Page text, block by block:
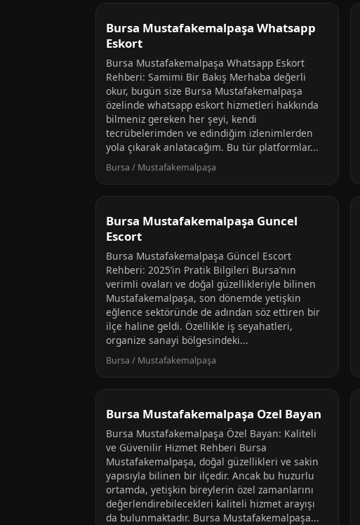
Bursa Mustafakemalpaşa Whatsapp
Eskort
Bursa Mustafakemalpaşa Whatsapp Eskort
Rehberi: Samimi Bir Bakış Merhaba değerli
okur, bugün size Bursa Mustafakemalpaşa
özelinde whatsapp eskort hizmetleri hakkında
bilmeniz gereken her şeyi, kendi
tecrübelerimden ve edindiğim izlenimlerden
yola çıkarak anlatacağım. Bu tür platformlar...
Bursa / Mustafakemalpaşa
Bursa Mustafakemalpaşa Guncel
Escort
Bursa Mustafakemalpaşa Güncel Escort
Rehberi: 2025’in Pratik Bilgileri Bursa’nın
verimli ovaları ve doğal güzellikleriyle bilinen
Mustafakemalpaşa, son dönemde yetişkin
eğlence sektöründe de adından söz ettiren bir
ilçe haline geldi. Özellikle iş seyahatleri,
organize sanayi bölgesindeki...
Bursa / Mustafakemalpaşa
Bursa Mustafakemalpaşa Ozel Bayan
Bursa Mustafakemalpaşa Özel Bayan: Kaliteli
ve Güvenilir Hizmet Rehberi Bursa
Mustafakemalpaşa, doğal güzellikleri ve sakin
yapısıyla bilinen bir ilçedir. Ancak bu huzurlu
ortamda, yetişkin bireylerin özel zamanlarını
değerlendirebilecekleri kaliteli hizmet arayışı
da bulunmaktadır. Bursa Mustafakemalpaşa...